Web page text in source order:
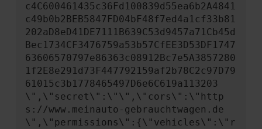
c4C600461435c36Fd100839d55ea6b2A4841
c49b0b2BEB5847FD04bF48f7ed4a1cf33b81
202aD8eD41DE7111B639C53d9457a71Cb45d
Bec1734CF3476759a53b57CfEE3D53DF1747
63606570797e86363c08912Bc7e5A3857280
1f2E8e291d73F447792159af2b78C2c97D79
61015c3b1778465497D6e6C619a113203
\",\"secret\":\"\",\"cors\":\"http
s://www.meinauto-gebrauchtwagen.de
\",\"permissions\":{\"vehicles\":\"r